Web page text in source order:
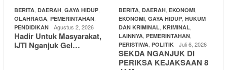
BERITA DAERAH GAYA HIDUP
OLAHRAGA PEMERINTAHAN
PENDIDIKAN Agustus 2, 2026
Hadir Untuk Masyarakat,
IJTI Nganjuk Gel…
BERITA DAERAH EKONOMI
EKONOMI GAYA HIDUP HUKUM
DAN KRIMINAL KRIMINAL
LAINNYA PEMERINTAHAN
PERISTIWA POLITIK Juli 6, 2026
SEKDA NGANJUK DI
PERIKSA KEJAKSAAN 8